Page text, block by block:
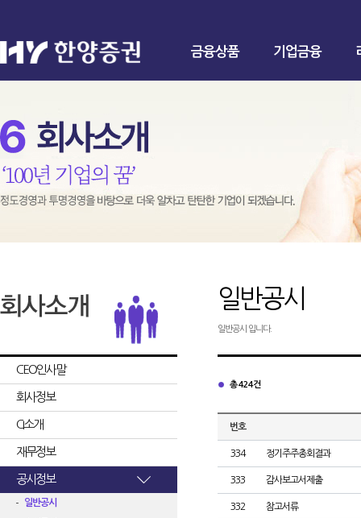
금융상품 기업금융
CEO인사말
회사정보
CI소개
재무정보
공시정보
일반공시
일반공시
일반공시 입니다.
총 424건
번호
334 정기주주총회결과
333 감사보고서제출
332 참고서류